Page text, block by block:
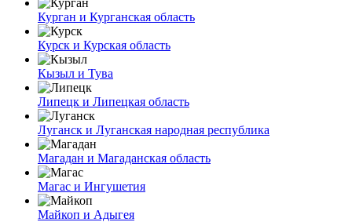
Курган и Курганская область
Курск и Курская область
Кызыл и Тува
Липецк и Липецкая область
Луганск и Луганская народная республика
Магадан и Магаданская область
Магас и Ингушетия
Майкоп и Адыгея